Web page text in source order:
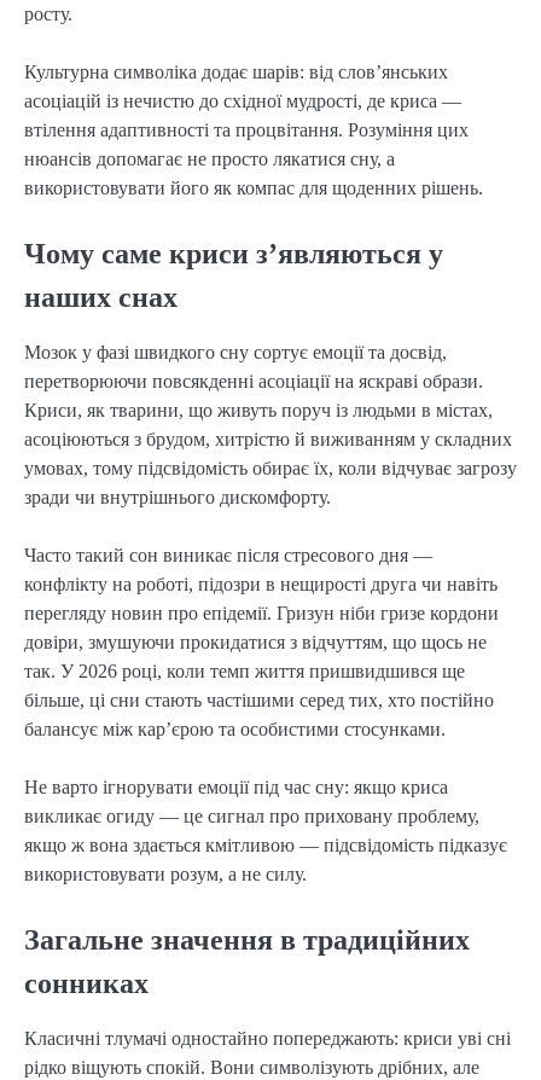
росту.
Культурна символіка додає шарів: від слов’янських
асоціацій із нечистю до східної мудрості, де криса —
втілення адаптивності та процвітання. Розуміння цих
нюансів допомагає не просто лякатися сну, а
використовувати його як компас для щоденних рішень.
Чому саме криси з’являються у
наших снах
Мозок у фазі швидкого сну сортує емоції та досвід,
перетворюючи повсякденні асоціації на яскраві образи.
Криси, як тварини, що живуть поруч із людьми в містах,
асоціюються з брудом, хитрістю й виживанням у складних
умовах, тому підсвідомість обирає їх, коли відчуває загрозу
зради чи внутрішнього дискомфорту.
Часто такий сон виникає після стресового дня —
конфлікту на роботі, підозри в нещирості друга чи навіть
перегляду новин про епідемії. Гризун ніби гризе кордони
довіри, змушуючи прокидатися з відчуттям, що щось не
так. У 2026 році, коли темп життя пришвидшився ще
більше, ці сни стають частішими серед тих, хто постійно
балансує між кар’єрою та особистими стосунками.
Не варто ігнорувати емоції під час сну: якщо криса
викликає огиду — це сигнал про приховану проблему,
якщо ж вона здається кмітливою — підсвідомість підказує
використовувати розум, а не силу.
Загальне значення в традиційних
сонниках
Класичні тлумачі одностайно попереджають: криси уві сні
рідко віщують спокій. Вони символізують дрібних, але